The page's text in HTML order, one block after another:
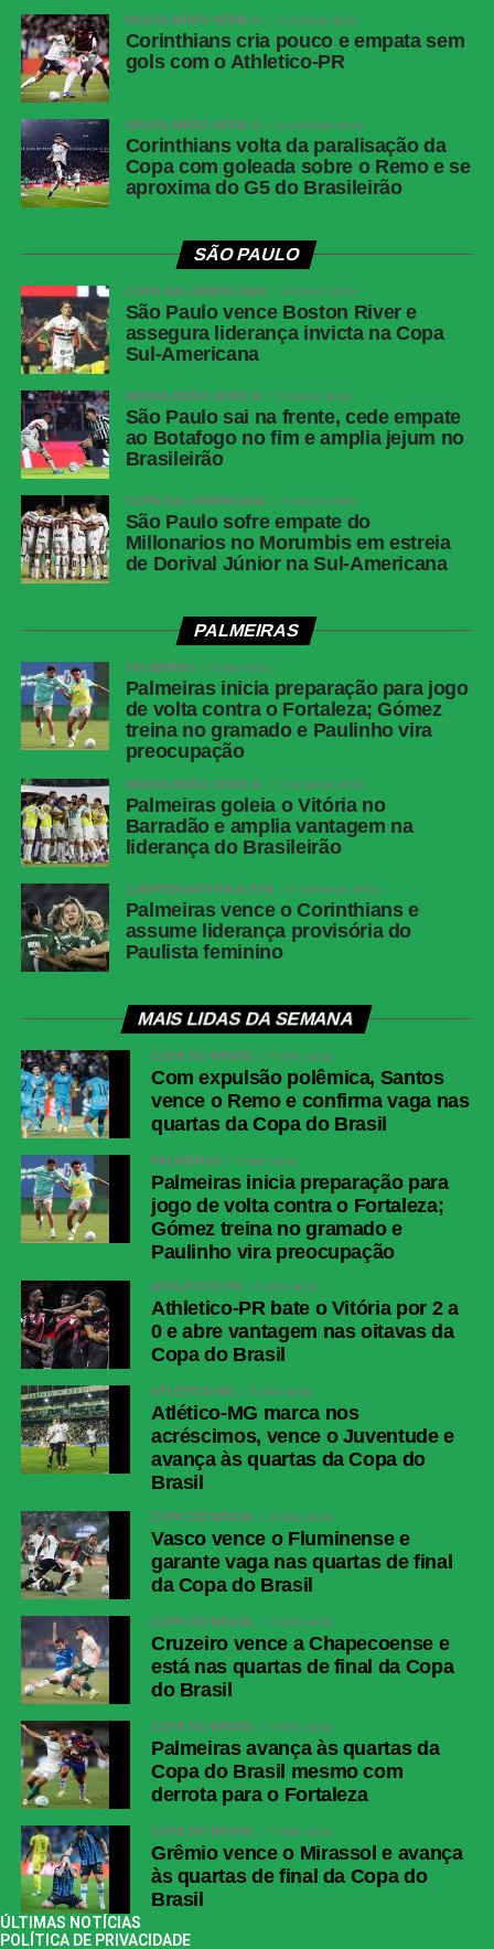
Fluminense x Independiente Rivadavia
Competição:Copa Libertadores – oitavas de final (ida)
Data e horário:11.08 (terça-feira), às 19h (de Brasília)
Local:Estádio do Maracanã
FICHA
TÉCNICA
Resultado
Botafogo 1 x 1 Fluminense
Campeonato Brasileiro — Série A, 22ª rodada
horário
Sábado, 8 de agosto de 2026, às 21h, de
Brasília
Local
Estádio Nilton Santos, Rio de Janeiro (RJ)
Cartões
amarelos —
Botafogo
Cartões
amarelos —
Fluminense
Zubeldía, Ignácio, Nonato e Samuel Xavier
Cartões
vermelhos
Nenhum
Botafogo | Ignácio, aos 13 minutos do 2º
tempo — Fluminense
Árbitro
Bruno Arleu de Araujo (RJ)
Assistentes
Rodrigo Figueiredo Henrique Correa e Luiz
Claudio Regazone (RJ)
VAR
Rodolpho Toski Marques (PR)
Botafogo
Warleson; Vitinho, Gabriel Justino, Ferraresi e
Alex Telles (Paulinho); Danilo, Medina e
Montoro (Danilo); Villalba (Matheus Martins),
Kauan Toledo (Jordan Barrera/Lucas
Emanuel) e Arthur Cabral.Técnico: Franclim
Carvalho
Fluminense
(Hércules); Kevin Serna (Canobbio), Soteldo
(Luciano Acosta) e Rodrigo Castillo
(Hulk).Técnico: Luis Zubeldía
COMENTE ABAIXO:
WhatsApp
Facebook
Twitter
Messenger
LinkedIn
Share
BRASILEIRÃO SÉRIE A 1 semana atrás
Corinthians cria pouco e empata sem
gols com o Athletico-PR
BRASILEIRÃO SÉRIE A 2 semanas atrás
Corinthians volta da paralisação da
Copa com goleada sobre o Remo e se
aproxima do G5 do Brasileirão
SÃO PAULO
COPA SUL-AMERICANA 3 meses atrás
São Paulo vence Boston River e
assegura liderança invicta na Copa
Sul-Americana
BRASILEIRÃO SÉRIE A 3 meses atrás
São Paulo sai na frente, cede empate
ao Botafogo no fim e amplia jejum no
Brasileirão
COPA SUL-AMERICANA 3 meses atrás
São Paulo sofre empate do
Millonarios no Morumbis em estreia
de Dorival Júnior na Sul-Americana
PALMEIRAS
PALMEIRAS 6 dias atrás
Palmeiras inicia preparação para jogo
de volta contra o Fortaleza; Gómez
treina no gramado e Paulinho vira
preocupação
BRASILEIRÃO SÉRIE A 2 semanas atrás
Palmeiras goleia o Vitória no
Barradão e amplia vantagem na
liderança do Brasileirão
CAMPEONATO PAULISTA 2 semanas atrás
Palmeiras vence o Corinthians e
assume liderança provisória do
Paulista feminino
MAIS LIDAS DA SEMANA
COPA DO BRASIL 5 dias atrás
Com expulsão polêmica, Santos
vence o Remo e confirma vaga nas
quartas da Copa do Brasil
PALMEIRAS 6 dias atrás
Palmeiras inicia preparação para
jogo de volta contra o Fortaleza;
Gómez treina no gramado e
Paulinho vira preocupação
ATHLETICO-PR 6 dias atrás
Athletico-PR bate o Vitória por 2 a
0 e abre vantagem nas oitavas da
Copa do Brasil
ATLÉTICO-MG 5 dias atrás
Atlético-MG marca nos
acréscimos, vence o Juventude e
avança às quartas da Copa do
Brasil
COPA DO BRASIL 4 dias atrás
Vasco vence o Fluminense e
garante vaga nas quartas de final
da Copa do Brasil
COPA DO BRASIL 4 dias atrás
Cruzeiro vence a Chapecoense e
está nas quartas de final da Copa
do Brasil
COPA DO BRASIL 4 dias atrás
Palmeiras avança às quartas da
Copa do Brasil mesmo com
derrota para o Fortaleza
COPA DO BRASIL 4 dias atrás
Grêmio vence o Mirassol e avança
às quartas de final da Copa do
Brasil
ÚLTIMAS NOTÍCIAS
POLÍTICA DE PRIVACIDADE